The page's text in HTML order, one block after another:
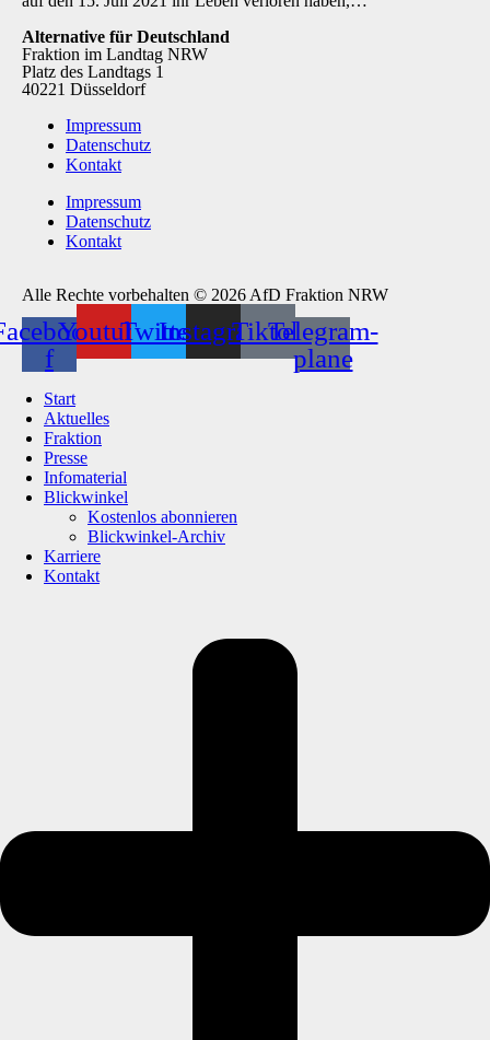
Alternative für Deutschland
Fraktion im Landtag NRW
Platz des Landtags 1
40221 Düsseldorf
Impressum
Datenschutz
Kontakt
Impressum
Datenschutz
Kontakt
Alle Rechte vorbehalten © 2026 AfD Fraktion NRW
f
YoutubeTwitterInstagramTiktokTelegram-
plane
Start
Aktuelles
Fraktion
Presse
Infomaterial
Blickwinkel
Kostenlos abonnieren
Blickwinkel-Archiv
Karriere
Kontakt